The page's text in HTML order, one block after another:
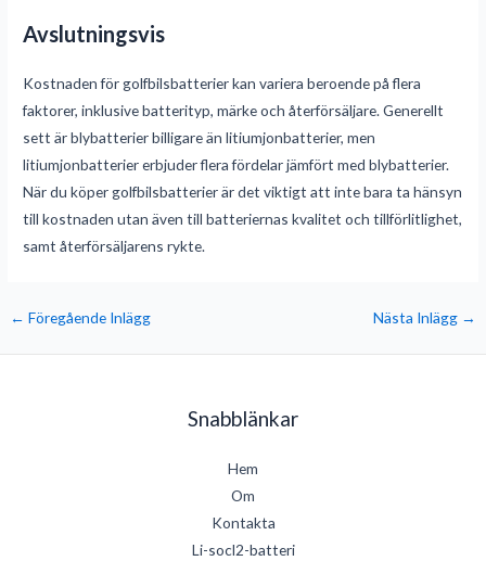
Avslutningsvis
Kostnaden för golfbilsbatterier kan variera beroende på flera
faktorer, inklusive batterityp, märke och återförsäljare. Generellt
sett är blybatterier billigare än litiumjonbatterier, men
litiumjonbatterier erbjuder flera fördelar jämfört med blybatterier.
När du köper golfbilsbatterier är det viktigt att inte bara ta hänsyn
till kostnaden utan även till batteriernas kvalitet och tillförlitlighet,
samt återförsäljarens rykte.
← Föregående Inlägg Nästa Inlägg →
Snabblänkar
Hem
Om
Kontakta
Li-socl2-batteri